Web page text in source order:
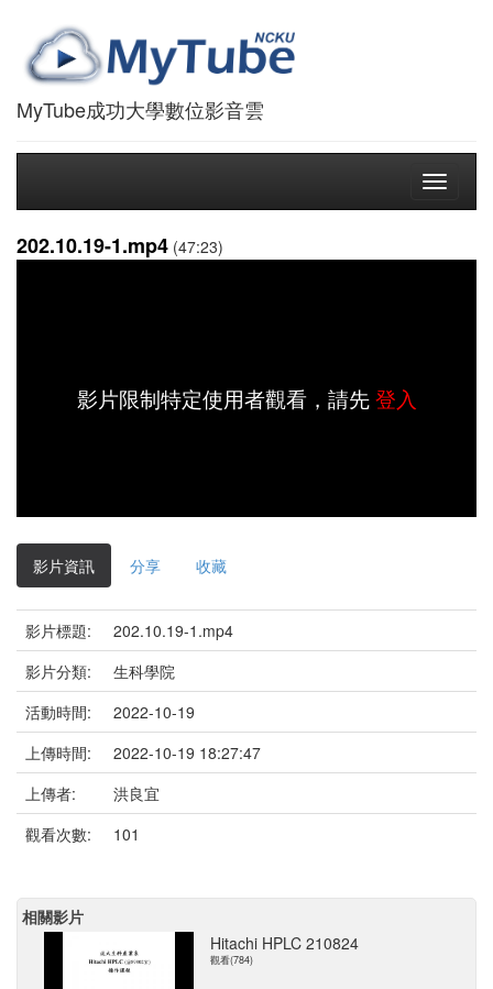
MyTube成功大學數位影音雲
Toggle
202.10.19-1.mp4 (47:23)
影片限制特定使用者觀看，請先登入
影片資訊 分享 收藏
影片標題:
202.10.19-1.mp4
影片分類:
生科學院
活動時間:
2022-10-19
上傳時間:
2022-10-19 18:27:47
上傳者:
洪良宜
觀看次數:
101
相關影片
Hitachi HPLC 210824
觀看(784)